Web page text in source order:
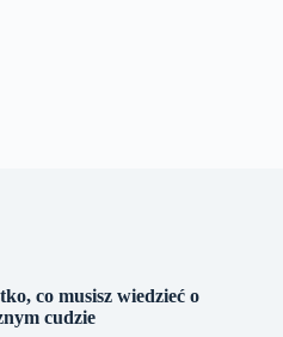
co musisz wiedzieć o
cudzie